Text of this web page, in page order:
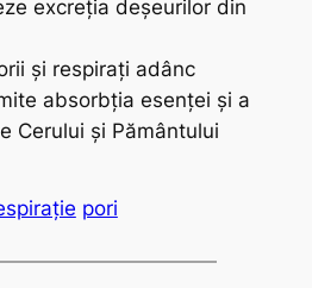
excreţia deşeurilor din
şi respiraţi adânc
absorbţia esenţei şi a
Cerului şi Pământului
pori